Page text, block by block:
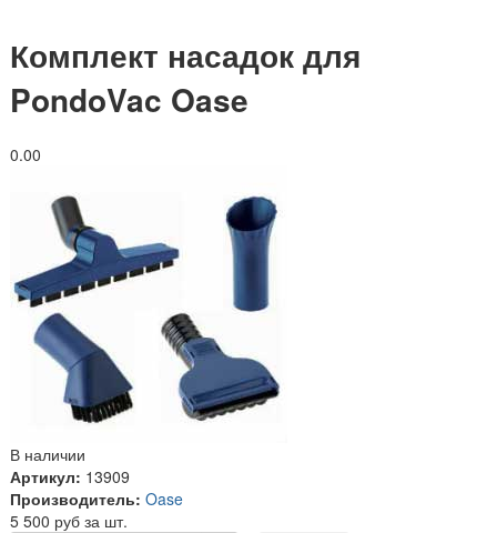
Комплект насадок для
PondoVac Oase
0.00
В наличии
Артикул: 13909
Производитель: Oase
5 500 руб за шт.